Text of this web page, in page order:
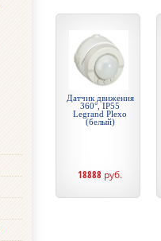
Датчик движения
360°, IP55
Legrand Plexo
(белый)
18888 руб.